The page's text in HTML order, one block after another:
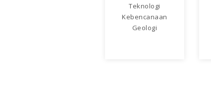
Teknologi
Kebencanaan
Geologi